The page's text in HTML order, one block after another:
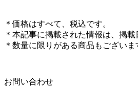
＊価格はすべて、税込です。
＊本記事に掲載された情報は、掲
＊数量に限りがある商品もござい
お問い合わせ